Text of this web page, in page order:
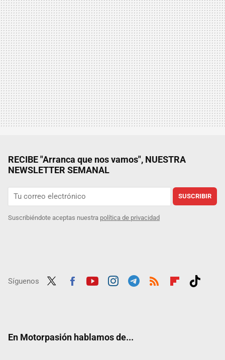
RECIBE "Arranca que nos vamos", NUESTRA
NEWSLETTER SEMANAL
SUSCRIBIR
Suscribiéndote aceptas nuestra política de privacidad
Síguenos
En Motorpasión hablamos de...